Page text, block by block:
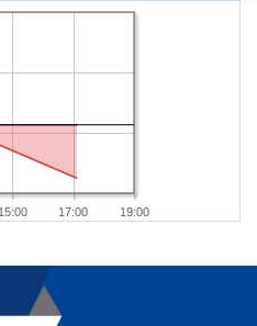
15:00 17:00 19:00